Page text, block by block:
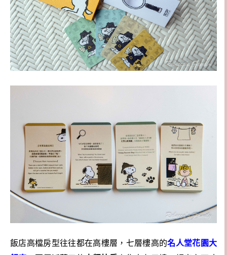
飯店高檔房型往往都在高樓層，七層樓高的名人堂花園大